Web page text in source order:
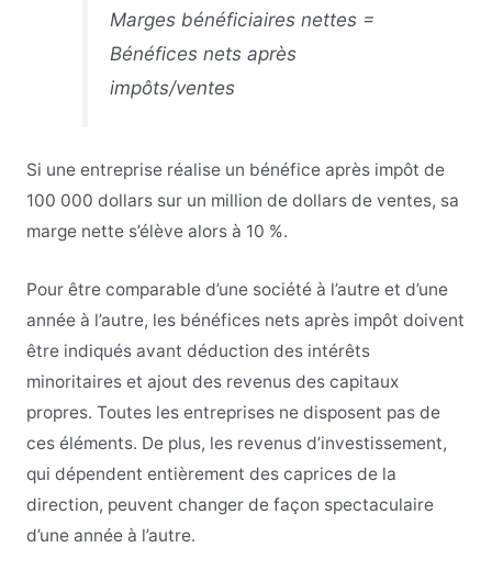
Marges bénéficiaires nettes =
Bénéfices nets après
impôts/ventes
Si une entreprise réalise un bénéfice après impôt de
100 000 dollars sur un million de dollars de ventes, sa
marge nette s’élève alors à 10 %.
Pour être comparable d’une société à l’autre et d’une
année à l’autre, les bénéfices nets après impôt doivent
être indiqués avant déduction des intérêts
minoritaires et ajout des revenus des capitaux
propres. Toutes les entreprises ne disposent pas de
ces éléments. De plus, les revenus d’investissement,
qui dépendent entièrement des caprices de la
direction, peuvent changer de façon spectaculaire
d’une année à l’autre.